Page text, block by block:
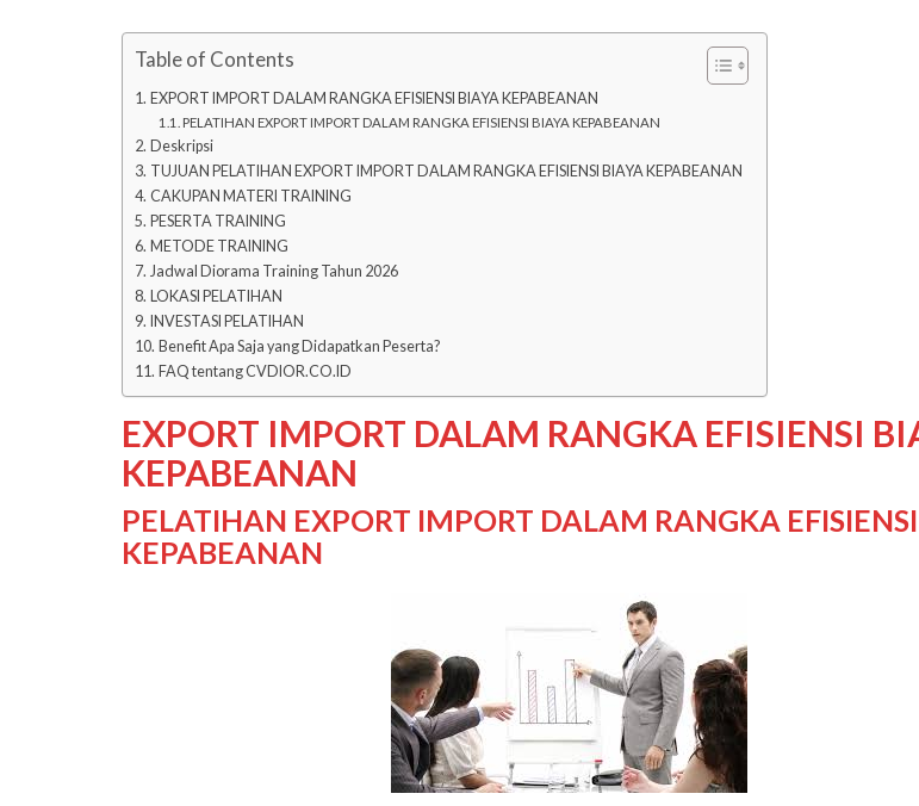
Table of Contents
EXPORT IMPORT DALAM RANGKA EFISIENSI BIAYA KEPABEANAN
PELATIHAN EXPORT IMPORT DALAM RANGKA EFISIENSI BIAYA KEPABEANAN
Deskripsi
TUJUAN PELATIHAN EXPORT IMPORT DALAM RANGKA EFISIENSI BIAYA KEPABEANAN
CAKUPAN MATERI TRAINING
PESERTA TRAINING
METODE TRAINING
Jadwal Diorama Training Tahun 2026
LOKASI PELATIHAN
INVESTASI PELATIHAN
Benefit Apa Saja yang Didapatkan Peserta?
FAQ tentang CVDIOR.CO.ID
EXPORT IMPORT DALAM RANGKA EFISIENSI
KEPABEANAN
PELATIHAN EXPORT IMPORT DALAM RANGKA
KEPABEANAN